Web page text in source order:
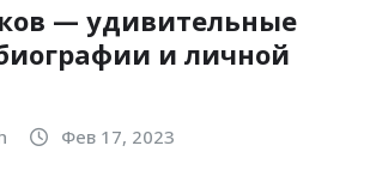
— удивительные
и личной
Фев 17, 2023